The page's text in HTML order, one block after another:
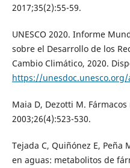
2017;35(2):55-59.
UNESCO 2020. Informe
sobre el Desarrollo de los
Cambio Climático, 2020.
https://unesdoc.unesco.org/
Maia D, Dezotti M.
2003;26(4):523-530.
Tejada C, Quiñónez E, Peña
en aguas: metabolitos de